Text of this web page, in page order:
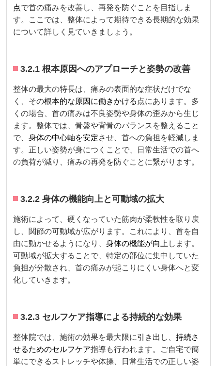
点で首の痛みを改善し、再発を防ぐことを目指しま
す。ここでは、整体によって期待できる長期的な効果
について詳しく見ていきましょう。
3.2.1 根本原因へのアプローチと姿勢の改善
整体の最大の特長は、痛みの表面的な症状だけでな
く、その根本的な原因に働きかける 点にあります。多
くの場合、首の痛みは不良姿勢や身体の歪みから生じ
ます。整体では、骨盤や背骨のバランスを整えること
で、身体の中心軸を安定させ、首への負担を軽減しま
す。正しい姿勢が身につくことで、日常生活での首へ
の負荷が減り、痛みの再発を防ぐことに繋がります。
3.2.2 身体の機能向上と可動域の拡大
施術によって、硬くなっていた筋肉が柔軟性を取り戻
し、関節の可動域が広がります。これにより、首を自
由に動かせるようになり、身体の機能が向上 します。
可動域が拡大することで、特定の部位に集中していた
負担が分散され、首の痛みが起こりにくい身体へと変
化していきます。
3.2.3 セルフケア指導による持続的な効果
整体院では、施術の効果を最大限に引き出し、持続さ
せるためのセルフケア指導も行われます。ご自宅で簡
単にできるストレッチや体操、日常生活での正しい姿